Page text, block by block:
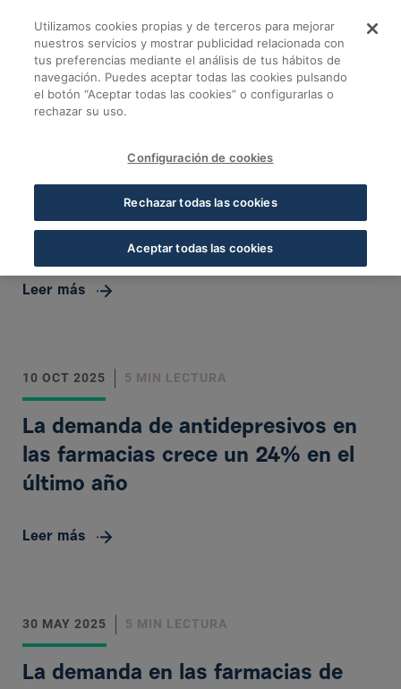
Todas laslas Tendencias
La demanda de mascarillas se
dispara un 385% en las farmacias
en pleno repunte de gripe
Leer más
10 OCT 2025 5 MIN LECTURA
La demanda de antidepresivos en
las farmacias crece un 24% en el
último año
Leer más
30 MAY 2025 5 MIN LECTURA
La demanda en las farmacias de
Utilizamos cookies propias y de terceros para mejorar
nuestros servicios y mostrar publicidad relacionada con
tus preferencias mediante el análisis de tus hábitos de
navegación. Puedes aceptar todas las cookies pulsando
el botón “Aceptar todas las cookies” o configurarlas o
rechazar su uso.
Configuración de cookies
Rechazar todas las cookies
Aceptar todas las cookies